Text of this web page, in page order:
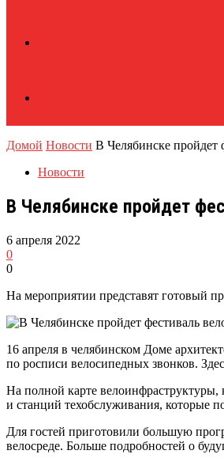
Домой Новости В Челябинске пройдет
Новости
В Челябинске пройдет
6 апреля 2022
0
0
На мероприятии представят готовый
16 апреля в челябинском Доме
по росписи велосипедных звонков.
На полной карте велоинфраструктуры,
и станций техобслуживания, которые
Для гостей приготовили большую
велосреде. Больше подробностей о